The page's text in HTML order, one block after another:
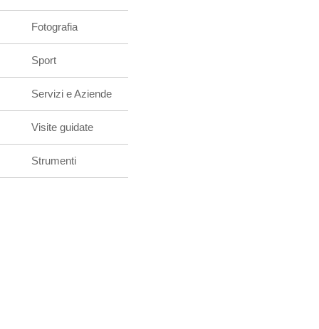
Fotografia
Sport
Servizi e Aziende
Visite guidate
Strumenti